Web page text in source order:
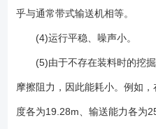
乎与通常带式输送机相等。
(4)运行平稳、噪声小。
(5)由于不存在装料时的挖掘
摩擦阻力，因此能耗小。例如
度各为19.28m、输送能力各为